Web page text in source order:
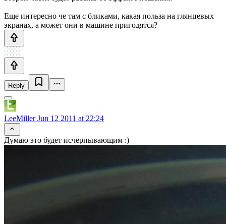
Еще интересно че там с бликами, какая польза на глянцевых
экранах, а может они в машине пригодятся?
Reply
LeeMillerJun 12 2011 at 22:24
Думаю это будет исчерпывающим :)